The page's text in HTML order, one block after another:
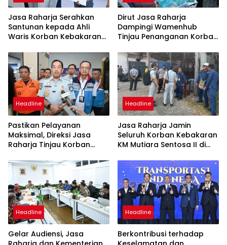
Jasa Raharja Serahkan
Santunan kepada Ahli
Waris Korban Kebakaran
Dirut Jasa Raharja
Dampingi Wamenhub
Tinjau Penanganan Korban
PHC Surabaya
Headline
Pastikan Pelayanan
Maksimal, Direksi Jasa
Raharja Tinjau Korban
Sentosa II
Headline
Jasa Raharja Jamin
Seluruh Korban Kebakaran
KM Mutiara Sentosa II di
Headline
Gelar Audiensi, Jasa
Headline
Berkontribusi terhadap